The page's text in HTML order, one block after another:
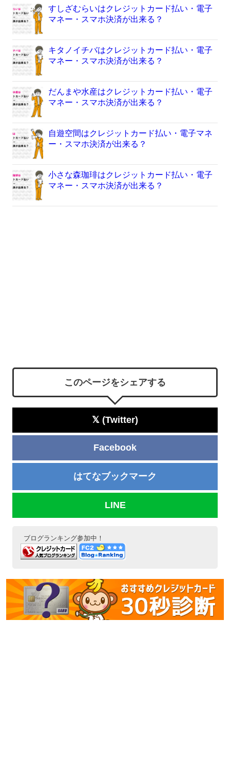
すしざむらいはクレジットカード払い・電子
マネー・スマホ決済が出来る？
キタノイチバはクレジットカード払い・電子
マネー・スマホ決済が出来る？
だんまや水産はクレジットカード払い・電子
マネー・スマホ決済が出来る？
自遊空間はクレジットカード払い・電子マネ
ー・スマホ決済が出来る？
小さな森珈琲はクレジットカード払い・電子
マネー・スマホ決済が出来る？
このページをシェアする
𝕏 (Twitter)
Facebook
はてなブックマーク
LINE
ブログランキング参加中！